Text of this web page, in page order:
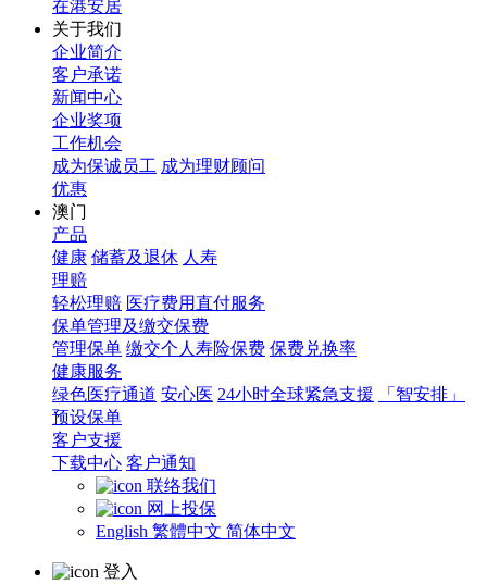
在港安居
关于我们
企业简介
客户承诺
新闻中心
企业奖项
工作机会
成为保诚员工 成为理财顾问
优惠
澳门
产品
健康 储蓄及退休 人寿
理赔
轻松理赔 医疗费用直付服务
保单管理及缴交保费
管理保单 缴交个人寿险保费 保费兑换率
健康服务
绿色医疗通道 安心医 24小时全球紧急支援
「智安排」
预设保单
客户支援
下载中心 客户通知
联络我们
网上投保
English 繁體中文 简体中文
登入